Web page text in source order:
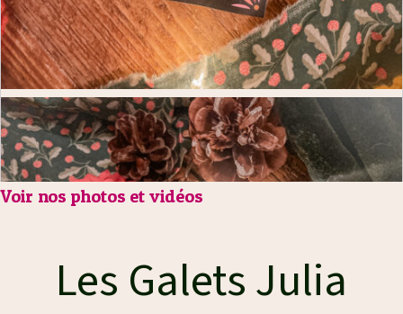
Voir nos photos et vidéos
Les Galets Julia